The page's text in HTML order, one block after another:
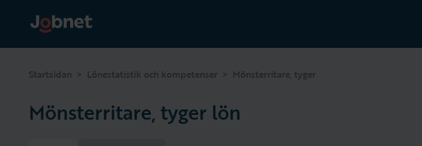
Startsidan > Lönestatistik och kompetenser > Mönsterritare, tyger
Mönsterritare, tyger lön